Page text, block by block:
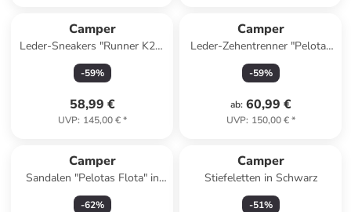
Camper
Leder-Sneakers "Runner K21"
in Hellbraun
-59%
58,99 €
UVP: 145,00 €*
Camper
Leder-Zehentrenner "Pelotas
Flota" in Schwarz
-59%
ab: 60,99 €
UVP: 150,00 €*
Camper
Sandalen "Pelotas Flota" in
Rosa
-62%
Camper
Stiefeletten in Schwarz
-51%